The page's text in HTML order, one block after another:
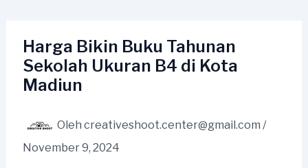
kontenHarga Bikin Buku Tahunan
Sekolah Ukuran B4 di Kota
Madiun
Oleh creativeshoot.center@gmail.com /
November 9, 2024